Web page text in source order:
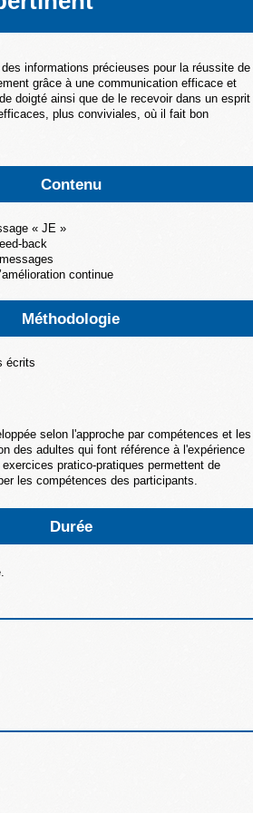
informations précieuses pour la réussite de
grâce à une communication efficace et
doigté ainsi que de le recevoir dans un esprit
plus conviviales, où il fait bon
Contenu
« JE »
back
continue
Méthodologie
écrits
selon l'approche par compétences et les
des adultes qui font référence à l'expérience
pratico-pratiques permettent de
les compétences des participants.
Durée